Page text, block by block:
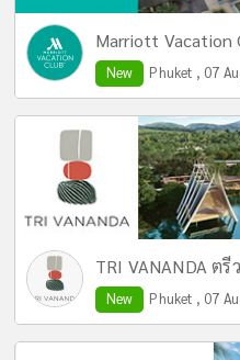
Marriott Vacation
New Phuket , 07
TRI VANANDA ตรี
New Phuket , 07